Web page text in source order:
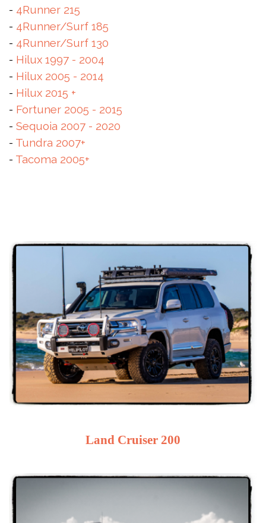
- 4Runner 215
- 4Runner/Surf 185
- 4Runner/Surf 130
- Hilux 1997 - 2004
- Hilux 2005 - 2014
- Hilux 2015 +
- Fortuner 2005 - 2015
- Sequoia 2007 - 2020
- Tundra 2007+
- Tacoma 2005+
Land Cruiser 200